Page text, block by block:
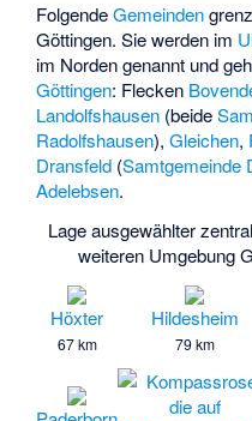
FolgendeGemeinden
Göttingen. Sie werden im
im Norden genannt und
Göttingen: Flecken
Landolfshausen (beide
Radolfshausen),Gleichen,
Dransfeld (Samtgemeinde
Adelebsen.
Lage ausgewählter
weiteren Umgebung
Höxter
67 km
Hildesheim
79 km